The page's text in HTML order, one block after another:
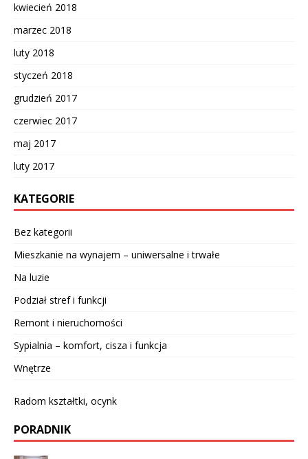
kwiecień 2018
marzec 2018
luty 2018
styczeń 2018
grudzień 2017
czerwiec 2017
maj 2017
luty 2017
KATEGORIE
Bez kategorii
Mieszkanie na wynajem – uniwersalne i trwałe
Na luzie
Podział stref i funkcji
Remont i nieruchomości
Sypialnia – komfort, cisza i funkcja
Wnętrze
Radom kształtki, ocynk
PORADNIK